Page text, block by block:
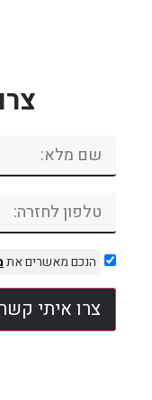
הנכם מאשרים את
צרו איתי קשר